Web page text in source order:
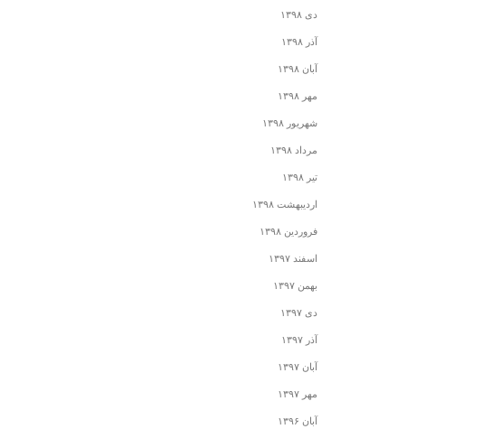
دی ۱۳۹۸
آذر ۱۳۹۸
آبان ۱۳۹۸
مهر ۱۳۹۸
شهریور ۱۳۹۸
مرداد ۱۳۹۸
تیر ۱۳۹۸
اردیبهشت ۱۳۹۸
فروردین ۱۳۹۸
اسفند ۱۳۹۷
بهمن ۱۳۹۷
دی ۱۳۹۷
آذر ۱۳۹۷
آبان ۱۳۹۷
مهر ۱۳۹۷
آبان ۱۳۹۶